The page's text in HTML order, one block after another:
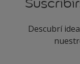
Descubrí